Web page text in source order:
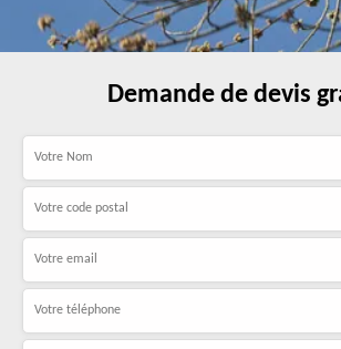
Demande de devis